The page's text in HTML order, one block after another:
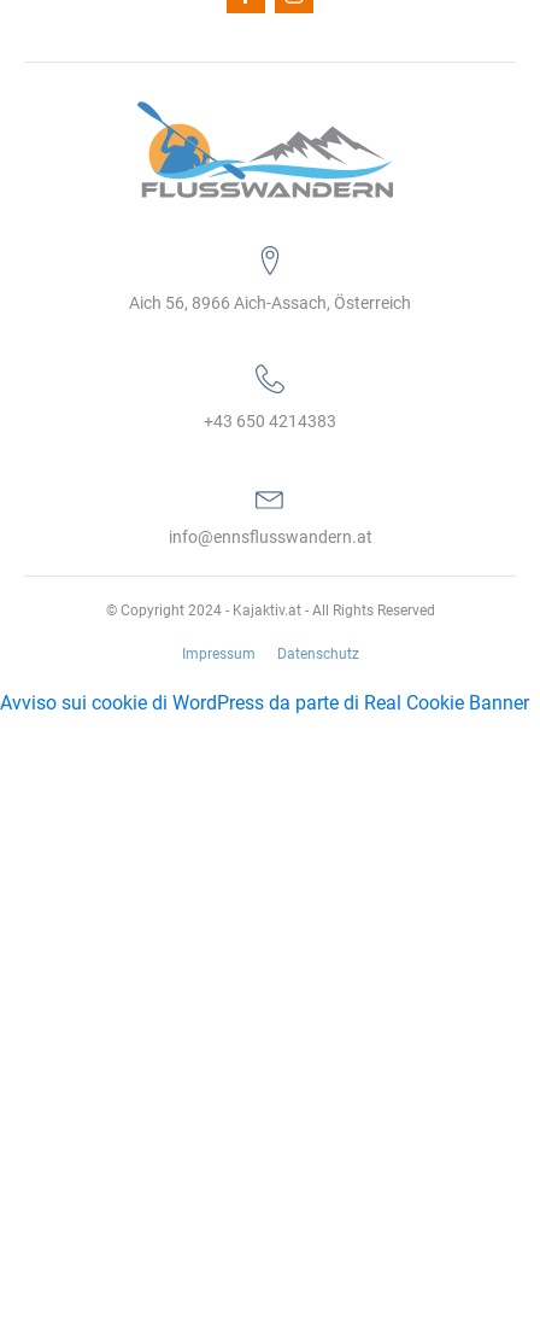
Aich 56, 8966 Aich-Assach, Österreich
+43 650 4214383‬
info@ennsflusswandern.at
© Copyright 2024 - Kajaktiv.at - All Rights Reserved
Impressum Datenschutz
Avviso sui cookie di WordPress da parte di Real Cookie Banner